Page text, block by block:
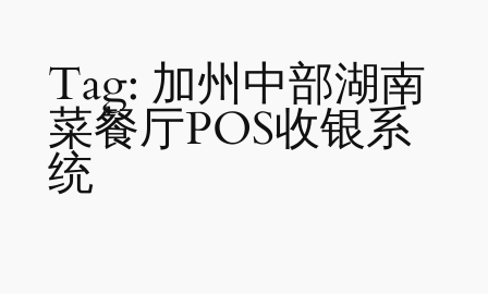
Tag: 加州中部湖南
菜餐厅POS收银系
统